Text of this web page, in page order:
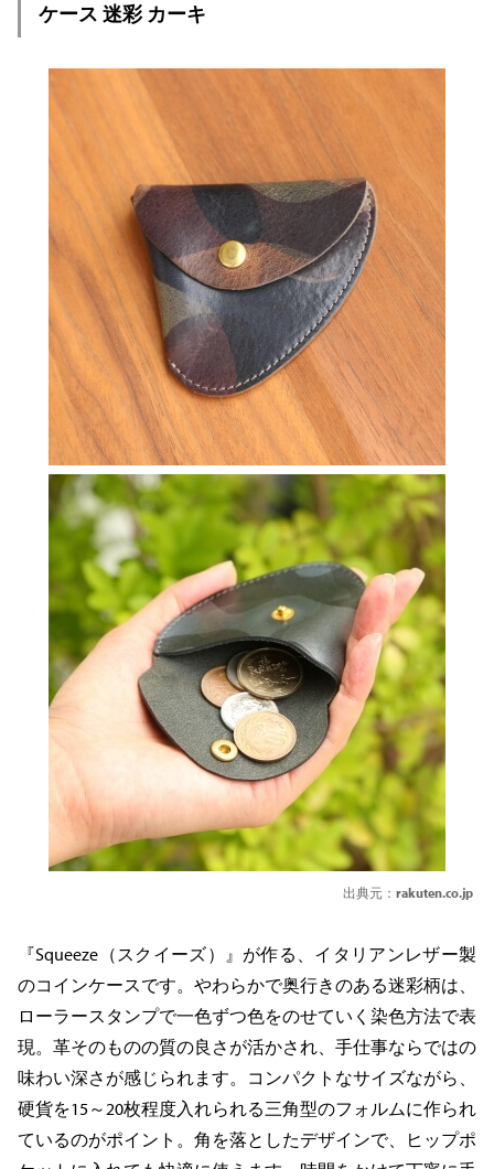
ケース 迷彩 カーキ
出典元： rakuten.co.jp
『Squeeze（スクイーズ）』が作る、イタリアンレザー製
のコインケースです。やわらかで奥行きのある迷彩柄は、
ローラースタンプで一色ずつ色をのせていく染色方法で表
現。革そのものの質の良さが活かされ、手仕事ならではの
味わい深さが感じられます。コンパクトなサイズながら、
硬貨を15～20枚程度入れられる三角型のフォルムに作られ
ているのがポイント。角を落としたデザインで、ヒップポ